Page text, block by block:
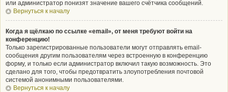
или администратор понизят значение вашего счётчика сообщений.
Вернуться к началу
Когда я щёлкаю по ссылке «email», от меня требуют войти на
конференцию!
Только зарегистрированные пользователи могут отправлять email-
сообщения другим пользователям через встроенную в конференцию
форму, и только если администратор включил такую возможность. Это
сделано для того, чтобы предотвратить злоупотребления почтовой
системой анонимными пользователями.
Вернуться к началу